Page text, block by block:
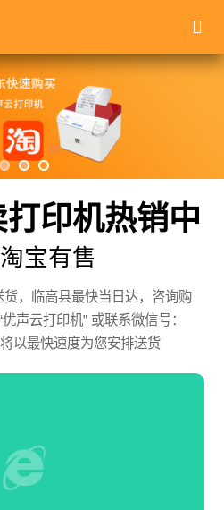
印机热销中
宝有售
，临高县最快当日达，咨询购
声云打印机” 或联系微信号：
以最快速度为您安排送货